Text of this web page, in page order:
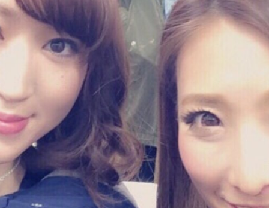
Twitter
フォトギャラリー
プロフィール
リンク集
さやぶろちゃん(･∀･)♥
Contact